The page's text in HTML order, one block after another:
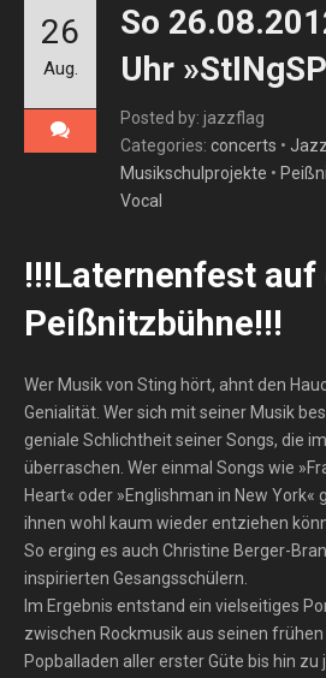
So
Uhr
Posted by: jazzflag
Categories: concerts • Jazz
Musikschulprojekte •
Vocal
26
Aug.
!!!Laternenfest auf
Peißnitzbühne!!!
Wer Musik von Sting hört, ahnt den
Genialität. Wer sich mit seiner Musik
geniale Schlichtheit seiner Songs, die
überraschen. Wer einmal Songs wie
Heart« oder »Englishman in New York«
ihnen wohl kaum wieder entziehen
So erging es auch Christine Berger-
inspirierten Gesangsschülern.
Im Ergebnis entstand ein vielseitiges
zwischen Rockmusik aus seinen
Popballaden aller erster Güte bis hin